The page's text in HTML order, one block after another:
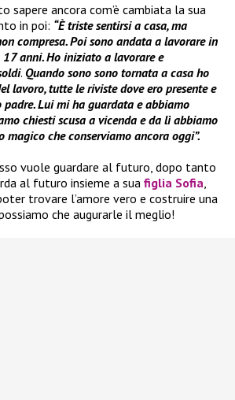
sapere ancora com’è cambiata la sua
in poi: “È triste sentirsi a casa, ma
compresa. Poi sono andata a lavorare in
anni. Ho iniziato a lavorare e
. Quando sono sono tornata a casa ho
lavoro, tutte le riviste dove ero presente e
Lui mi ha guardata e abbiamo
chiesti scusa a vicenda e da lì abbiamo
che conserviamo ancora oggi”.
vuole guardare al futuro, dopo tanto
al futuro insieme a sua figlia Sofia
trovare l’amore vero e costruire una
che augurarle il meglio!